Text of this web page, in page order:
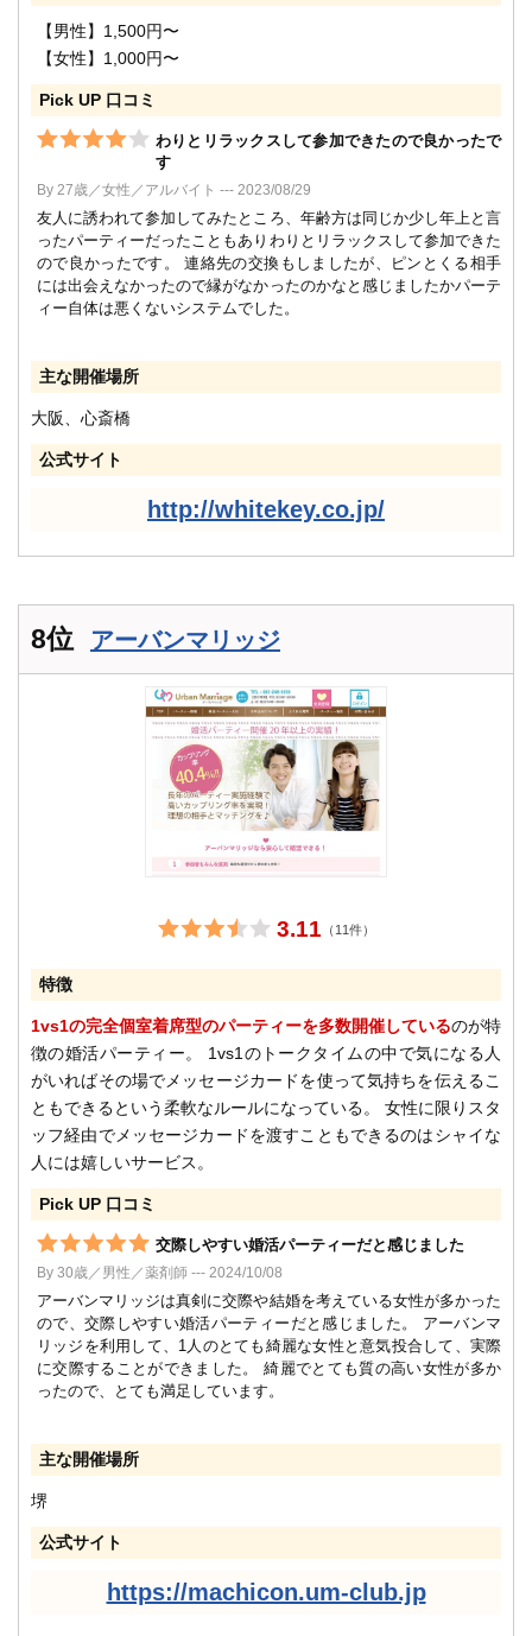
【男性】1,500円〜
【女性】1,000円〜
Pick UP 口コミ
わりとリラックスして参加できたので良かったで
す
By 27歳／女性／アルバイト --- 2023/08/29
友人に誘われて参加してみたところ、年齢方は同じか少し年上と言
ったパーティーだったこともありわりとリラックスして参加できた
ので良かったです。 連絡先の交換もしましたが、ピンとくる相手
には出会えなかったので縁がなかったのかなと感じましたかパーテ
ィー自体は悪くないシステムでした。
主な開催場所
大阪、心斎橋
公式サイト
http://whitekey.co.jp/
8位 アーバンマリッジ
3.11 （11件）
特徴
1vs1の完全個室着席型のパーティーを多数開催しているのが特
徴の婚活パーティー。 1vs1のトークタイムの中で気になる人
がいればその場でメッセージカードを使って気持ちを伝えるこ
ともできるという柔軟なルールになっている。 女性に限りスタ
ッフ経由でメッセージカードを渡すこともできるのはシャイな
人には嬉しいサービス。
Pick UP 口コミ
交際しやすい婚活パーティーだと感じました
By 30歳／男性／薬剤師 --- 2024/10/08
アーバンマリッジは真剣に交際や結婚を考えている女性が多かった
ので、交際しやすい婚活パーティーだと感じました。 アーバンマ
リッジを利用して、1人のとても綺麗な女性と意気投合して、実際
に交際することができました。 綺麗でとても質の高い女性が多か
ったので、とても満足しています。
主な開催場所
堺
公式サイト
https://machicon.um-club.jp